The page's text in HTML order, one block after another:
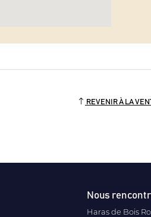
REVENIR À LA
Nous
Haras de Bois